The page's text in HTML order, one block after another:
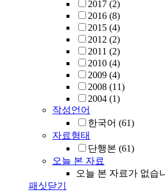
2017 (2)
2016 (8)
2015 (4)
2012 (2)
2011 (2)
2010 (4)
2009 (4)
2008 (11)
2004 (1)
작성언어
한국어 (61)
자료형태
단행본 (61)
오늘 본 자료
오늘 본 자료가 없습
패싯닫기